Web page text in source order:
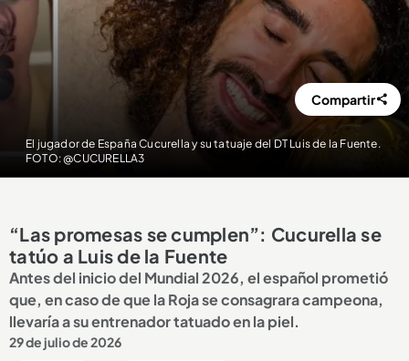
El jugador de España Cucurella y su tatuaje del DT Luis de la Fuente.
FOTO: @CUCURELLA3
Compartir
“Las promesas se cumplen”: Cucurella se
tatúo a Luis de la Fuente
Antes del inicio del Mundial 2026, el español prometió
que, en caso de que la Roja se consagrara campeona,
llevaría a su entrenador tatuado en la piel.
29 de julio de 2026